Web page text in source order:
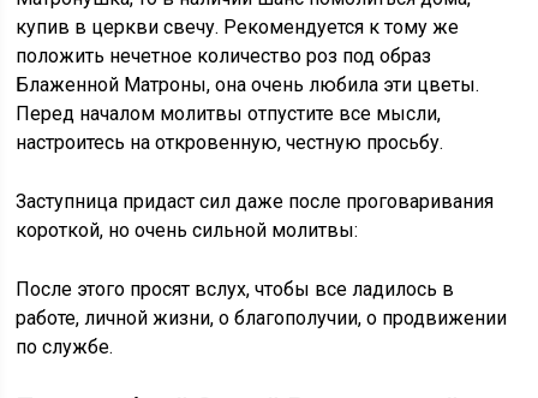
купив в церкви свечу. Рекомендуется к тому же
положить нечетное количество роз под образ
Блаженной Матроны, она очень любила эти цветы.
Перед началом молитвы отпустите все мысли,
настроитесь на откровенную, честную просьбу.
Заступница придаст сил даже после проговаривания
короткой, но очень сильной молитвы:
После этого просят вслух, чтобы все ладилось в
работе, личной жизни, о благополучии, о продвижении
по службе.